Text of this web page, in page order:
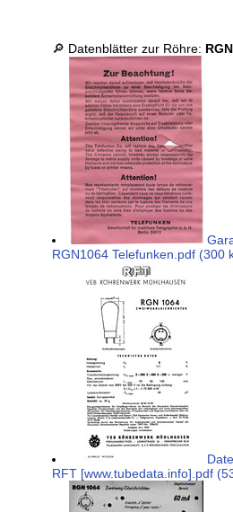
🔎 Datenblätter zur Röhre:
RGN1064 Telefunken.pdf (300
RFT [www.tubedata.info].pdf